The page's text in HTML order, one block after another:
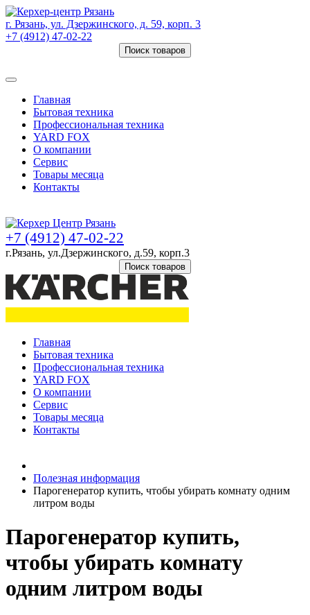
г. Рязань, ул. Дзержинского, д. 59, корп. 3
+7 (4912) 47-02-22
Поиск товаров
Главная
Бытовая техника
Профессиональная техника
YARD FOX
О компании
Сервис
Товары месяца
Контакты
+7 (4912) 47-02-22
г.Рязань, ул.Дзержинского, д.59, корп.3
Поиск товаров
Главная
Бытовая техника
Профессиональная техника
YARD FOX
О компании
Сервис
Товары месяца
Контакты
Полезная информация
Парогенератор купить, чтобы убирать комнату одним
литром воды
Парогенератор купить,
чтобы убирать комнату
одним литром воды